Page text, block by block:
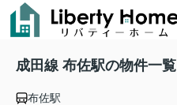
成田線 布佐駅の物件一覧
布佐駅